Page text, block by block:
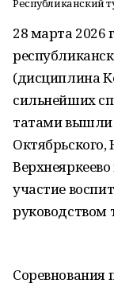
Республиканский
28 марта 2026
(дисциплина
сильнейших
татами вышли
Октябрьского,
участие
руководством
Соревнования